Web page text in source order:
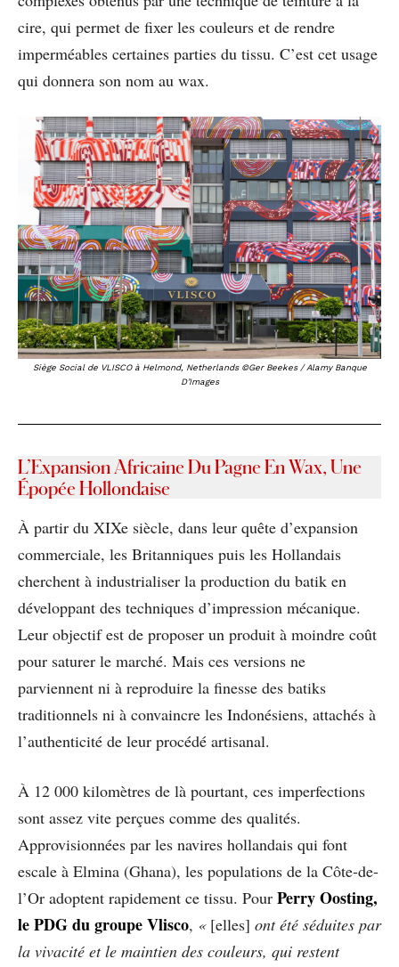
cire, qui permet de fixer les couleurs et de rendre
imperméables certaines parties du tissu. C’est cet usage
qui donnera son nom au wax.
Siège Social de VLISCO à Helmond, Netherlands ©Ger Beekes / Alamy Banque
D’Images
L’Expansion Africaine Du Pagne En Wax, Une
Épopée Hollondaise
À partir du XIXe siècle, dans leur quête d’expansion
commerciale, les Britanniques puis les Hollandais
cherchent à industrialiser la production du batik en
développant des techniques d’impression mécanique.
Leur objectif est de proposer un produit à moindre coût
pour saturer le marché. Mais ces versions ne
parviennent ni à reproduire la finesse des batiks
traditionnels ni à convaincre les Indonésiens, attachés à
l’authenticité de leur procédé artisanal.
À 12 000 kilomètres de là pourtant, ces imperfections
sont assez vite perçues comme des qualités.
Approvisionnées par les navires hollandais qui font
escale à Elmina (Ghana), les populations de la Côte-de-
l’Or adoptent rapidement ce tissu. Pour Perry Oosting,
le PDG du groupe Vlisco, «[elles] ont été séduites par
la vivacité et le maintien des couleurs, qui restent